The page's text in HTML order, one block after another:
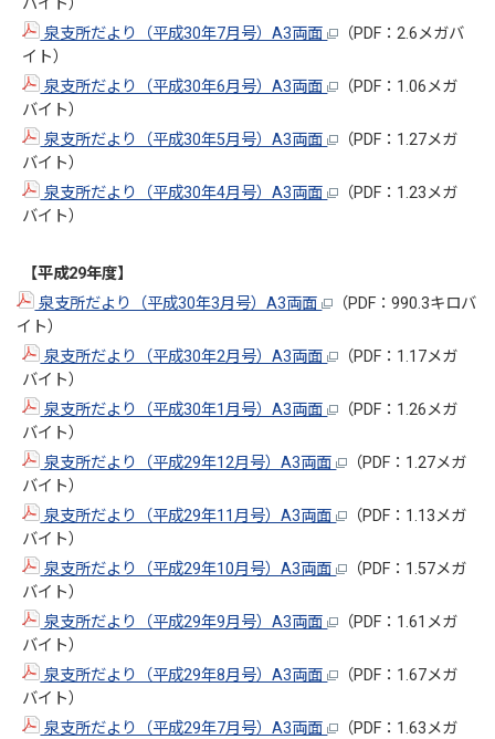
泉支所だより（平成30年7月号）A3両面
（PDF：2.6メガバ
イト）
泉支所だより（平成30年6月号）A3両面
（PDF：1.06メガ
バイト）
泉支所だより（平成30年5月号）A3両面
（PDF：1.27メガ
バイト）
泉支所だより（平成30年4月号）A3両面
（PDF：1.23メガ
バイト）
【平成29年度】
泉支所だより（平成30年3月号）A3両面
（PDF：990.3キロバ
イト）
泉支所だより（平成30年2月号）A3両面
（PDF：1.17メガ
バイト）
泉支所だより（平成30年1月号）A3両面
（PDF：1.26メガ
バイト）
泉支所だより（平成29年12月号）A3両面
（PDF：1.27メガ
バイト）
泉支所だより（平成29年11月号）A3両面
（PDF：1.13メガ
バイト）
泉支所だより（平成29年10月号）A3両面
（PDF：1.57メガ
バイト）
泉支所だより（平成29年9月号）A3両面
（PDF：1.61メガ
バイト）
泉支所だより（平成29年8月号）A3両面
（PDF：1.67メガ
バイト）
泉支所だより（平成29年7月号）A3両面
（PDF：1.63メガ